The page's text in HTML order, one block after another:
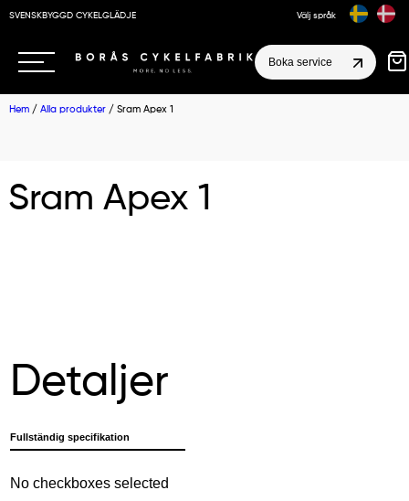
SVENSKBYGGD CYKELGLÄDJE Välj språk
Boka service
Hem / Alla produkter / Sram Apex 1
Sram Apex 1
Detaljer
Fullständig specifikation
No checkboxes selected